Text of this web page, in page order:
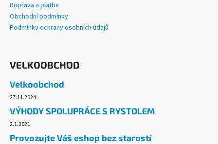
D
o
p
u
u
j
e
m
e
Doprava a platba
Obchodní podmínky
Podmínky ochrany osobních údajů
VELKOOBCHOD
Velkoobchod
27.11.2024
VÝHODY SPOLUPRÁCE S RYSTOLEM
2.1.2021
Provozujte Váš eshop bez starostí